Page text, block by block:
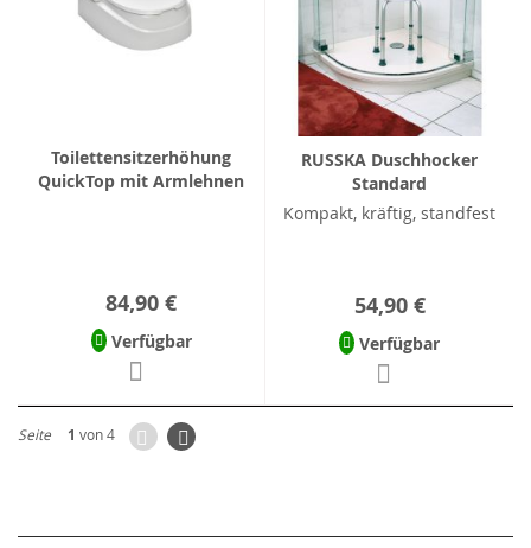
Toilettensitzerhöhung
QuickTop mit Armlehnen
84,90 €
Verfügbar
RUSSKA Duschhocker
Standard
Kompakt, kräftig, standfest
54,90 €
Verfügbar
Seite 1 von 4 ZurückSeite
Weiter